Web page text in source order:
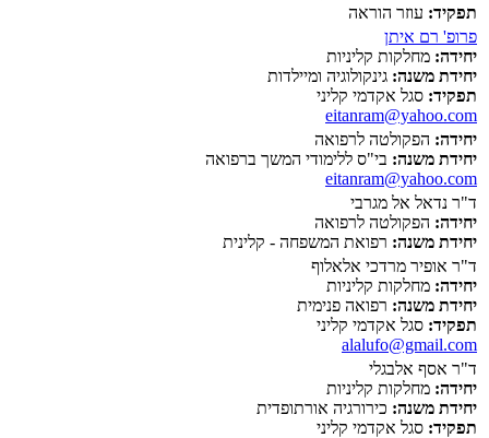
תפקיד: עוזר הוראה
פרופ' רם איתן
יחידה: מחלקות קליניות
יחידת משנה: גינקולוגיה ומיילדות
תפקיד: סגל אקדמי קליני
eitanram@yahoo.com
יחידה: הפקולטה לרפואה
יחידת משנה: בי"ס ללימודי המשך ברפואה
eitanram@yahoo.com
ד"ר נדאל אל מגרבי
יחידה: הפקולטה לרפואה
יחידת משנה: רפואת המשפחה - קלינית
ד"ר אופיר מרדכי אלאלוף
יחידה: מחלקות קליניות
יחידת משנה: רפואה פנימית
תפקיד: סגל אקדמי קליני
alalufo@gmail.com
ד"ר אסף אלבגלי
יחידה: מחלקות קליניות
יחידת משנה: כירורגיה אורתופדית
תפקיד: סגל אקדמי קליני